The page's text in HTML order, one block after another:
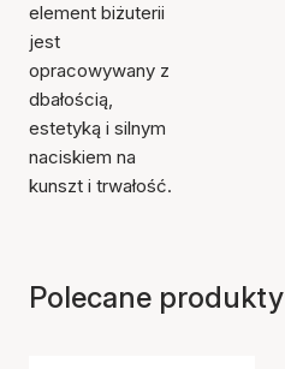
element biżuterii
jest
opracowywany z
dbałością,
estetyką i silnym
naciskiem na
kunszt i trwałość.
Polecane produkty